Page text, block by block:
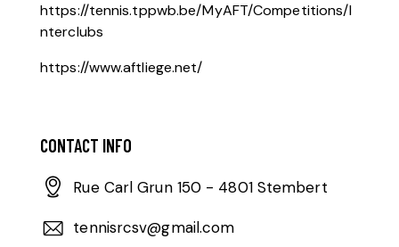
https://tennis.tppwb.be/MyAFT/Competitions/I
nterclubs
https://www.aftliege.net/
CONTACT INFO
Rue Carl Grun 150 - 4801 Stembert
tennisrcsv@gmail.com